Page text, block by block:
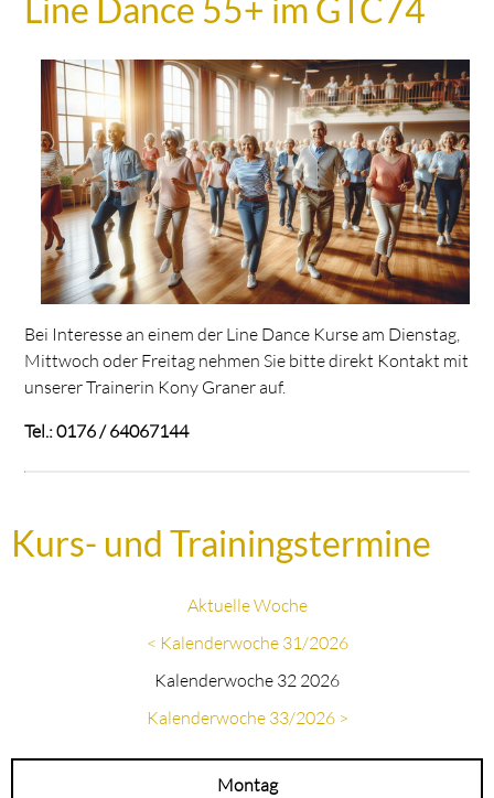
Line Dance 55+ im GTC74
Bei Interesse an einem der Line Dance Kurse am Dienstag,
Mittwoch oder Freitag nehmen Sie bitte direkt Kontakt mit
unserer Trainerin Kony Graner auf.
Tel.: 0176 / 64067144
Kurs- und Trainingstermine
Aktuelle Woche
< Kalenderwoche 31/2026
Kalenderwoche 32 2026
Kalenderwoche 33/2026 >
Montag